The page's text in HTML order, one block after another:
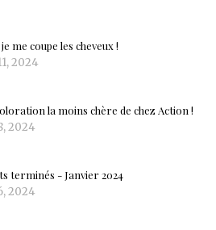
me coupe les cheveux !
2024
la moins chère de chez Action !
2024
terminés - Janvier 2024
2024